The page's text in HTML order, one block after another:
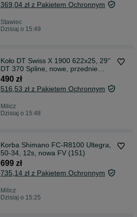
369,04 zł z Pakietem Ochronnym
Stawiec
Dzisiaj o 15:49
Koło DT Swiss X 1900 622x25, 29''
DT 370 Spline, nowe, przednie
(2099)
490 zł
516,53 zł z Pakietem Ochronnym
Milicz
Dzisiaj o 15:48
Korba Shimano FC-R8100 Ultegra,
50-34, 12s, nowa FV (151)
699 zł
735,14 zł z Pakietem Ochronnym
Milicz
Dzisiaj o 15:25